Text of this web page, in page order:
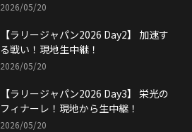
2026/05/20
【ラリージャパン2026 Day2】 加速す
る戦い！現地生中継！
2026/05/20
【ラリージャパン2026 Day3】 栄光の
フィナーレ！現地から生中継！
2026/05/20